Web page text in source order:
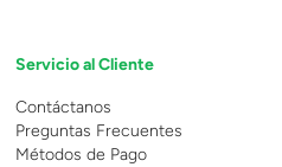
Servicio al Cliente
Contáctanos
Preguntas Frecuentes
Métodos de Pago